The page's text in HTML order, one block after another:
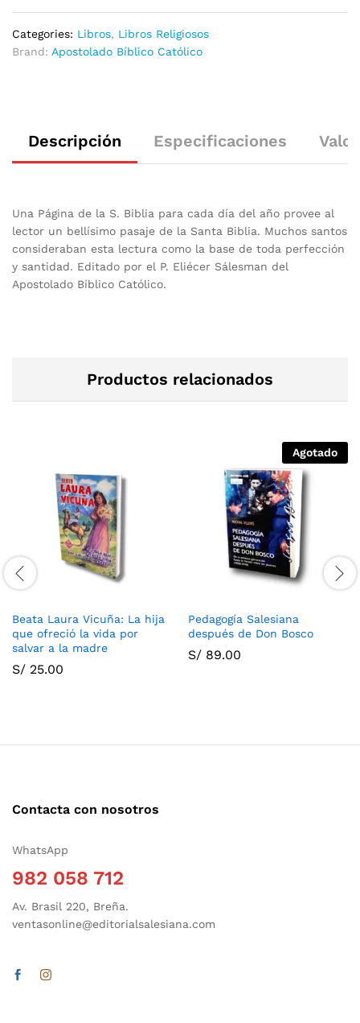
Categories: Libros, Libros Religiosos
Brand: Apostolado Bíblico Católico
Descripción Especificaciones
Una Página de la S. Biblia para cada día del año provee al
lector un bellísimo pasaje de la Santa Biblia. Muchos santos
consideraban esta lectura como la base de toda perfección
y santidad. Editado por el P. Eliécer Sálesman del
Apostolado Bíblico Católico.
Productos relacionados
Beata Laura Vicuña: La hija
que ofreció la vida por
salvar a la madre
S/ 25.00
Agotado
Pedagogía Salesiana
después de Don Bosco
S/ 89.00
Contacta con nosotros
WhatsApp
982 058 712
Av. Brasil 220, Breña.
ventasonline@editorialsalesiana.com